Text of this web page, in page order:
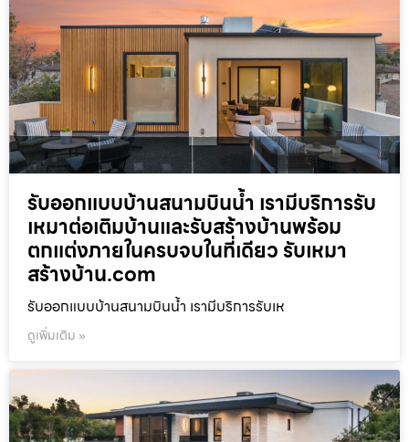
รับออกแบบบ้านสนามบินน้ำ เรามีบริการรับ
เหมาต่อเติมบ้านและรับสร้างบ้านพร้อม
ตกแต่งภายในครบจบในที่เดียว รับเหมา
สร้างบ้าน.com
รับออกแบบบ้านสนามบินน้ำ เรามีบริการรับเห
ดูเพิ่มเติม »